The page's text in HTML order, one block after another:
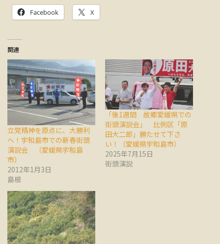
Facebook X
関連
立党精神を原点に、大勝利
へ！宇和島市での新春街頭
演説会 （愛媛県宇和島
市）
2012年1月3日
島根
「後1週間 故郷愛媛県での
街頭演説会」 比例区「原
田大二郎」勝たせて下さ
い！（愛媛県宇和島市）
2025年7月15日
街頭演説